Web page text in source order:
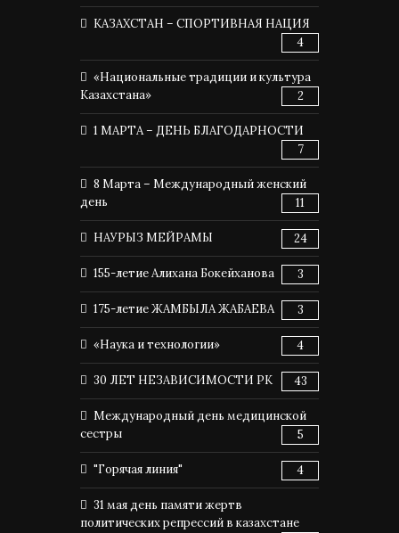
КАЗАХСТАН – СПОРТИВНАЯ НАЦИЯ
4
«Национальные традиции и культура
Казахстана»
2
1 МАРТА – ДЕНЬ БЛАГОДАРНОСТИ
7
8 Марта – Международный женский
день
11
НАУРЫЗ МЕЙРАМЫ 24
155-летие Алихана Бокейханова 3
175-летие ЖАМБЫЛА ЖАБАЕВА 3
«Наука и технологии» 4
30 ЛЕТ НЕЗАВИСИМОСТИ РК 43
Международный день медицинской
сестры
5
"Горячая линия" 4
31 мая день памяти жертв
политических репрессий в казахстане